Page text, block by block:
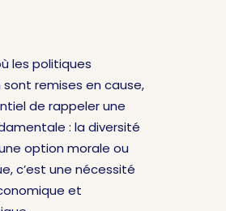
les politiques
sont remises en cause,
de rappeler une
: la diversité
option morale ou
c’est une nécessité
et